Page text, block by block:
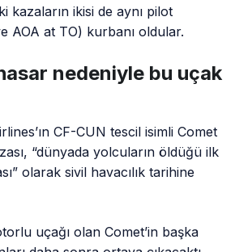
kazaların ikisi de aynı pilot
AOA at TO) kurbanı oldular.
nedeniyle bu uçak
CF-CUN tescil isimli Comet
“dünyada yolcuların öldüğü ilk
olarak sivil havacılık tarihine
uçağı olan Comet’in başka